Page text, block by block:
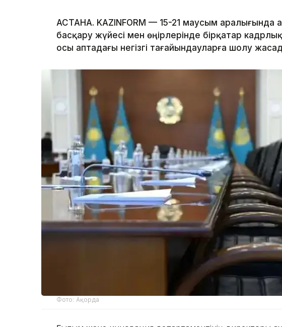
АСТАНА. KAZINFORM — 15-21 маусым аралығында
басқару жүйесі мен өңірлерінде бірқатар
осы аптадағы негізгі тағайындауларға шолу
Фото: Ақорда